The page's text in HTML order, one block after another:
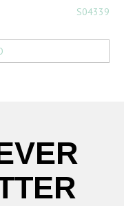
S04339